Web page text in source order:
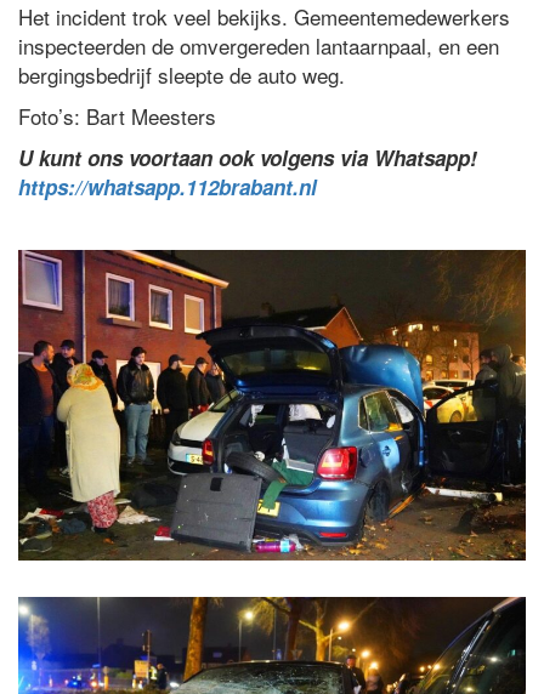
Het incident trok veel bekijks. Gemeentemedewerkers
inspecteerden de omvergereden lantaarnpaal, en een
bergingsbedrijf sleepte de auto weg.
Foto’s: Bart Meesters
U kunt ons voortaan ook volgens via Whatsapp!
https://whatsapp.112brabant.nl